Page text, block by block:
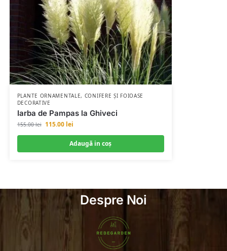
PLANTE ORNAMENTALE, CONIFERE ȘI FOIOASE
DECORATIVE
Iarba de Pampas la Ghiveci
155.00lei 115.00 lei
Adaugă in coş
Despre Noi